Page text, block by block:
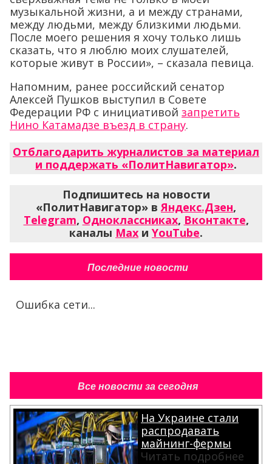
музыкальной жизни, а и между странами,
между людьми, между близкими людьми.
После моего решения я хочу только лишь
сказать, что я люблю моих слушателей,
которые живут в России», – сказала певица.
Напомним, ранее российский сенатор
Алексей Пушков выступил в Совете
Федерации РФ с инициативой запретить
Нино Катамадзе въезд в страну.
Отблагодарить журналистов за материал
и поддержать «ПолитНавигатор».
Подпишитесь на новости
«ПолитНавигатор» вЯндекс.Дзен,
Telegram, Одноклассниках, Вконтакте,
каналы Max и YouTube.
Последние новости
Ошибка сети...
Все новости за сегодня
На Украине стали
распродавать
майнинг-фермы
Читать подробнее